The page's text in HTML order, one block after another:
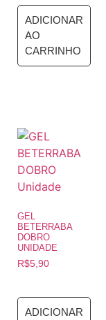
ADICIONAR
AO
CARRINHO
GEL
BETERRABA
DOBRO
UNIDADE
R$5,90
ADICIONAR